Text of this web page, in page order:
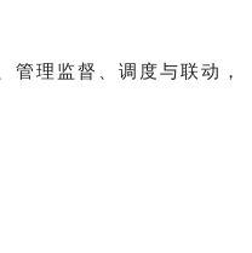
管理监督、调度与联动，